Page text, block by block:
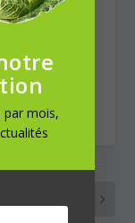
par mois,